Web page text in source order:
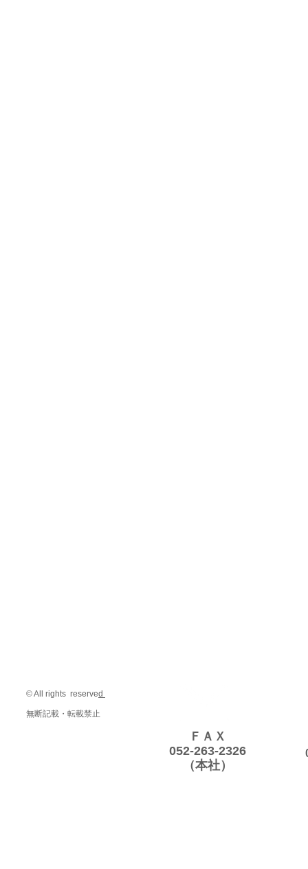
© All rights reserved
無断記載・転載禁止
ＦＡＸ
052-263-2326
（本社）